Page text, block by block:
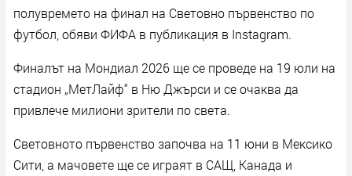
полувремето на финал на Световно първенство по
футбол, обяви ФИФА в публикация в Instagram.
Финалът на Мондиал 2026 ще се проведе на 19 юли на
стадион „МетЛайф“ в Ню Джърси и се очаква да
привлече милиони зрители по света.
Световното първенство започва на 11 юни в Мексико
Сити, а мачовете ще се играят в САЩ, Канада и